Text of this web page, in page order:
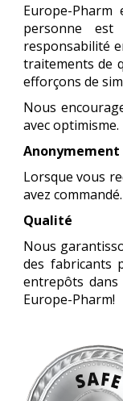
Europe-
personne est
responsabilité
traitements de
efforçons de
Nous
avec optimisme.
Anonymement
Lorsque vous
avez
Qualité
Nous
des fabricants
entrepôts dans
Europe-Pharm!